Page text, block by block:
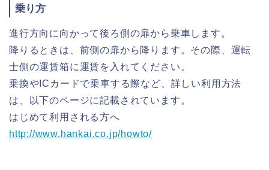
乗り方
進行方向に向かって後ろ側の扉から乗車します。
降りるときは、前側の扉から降ります。その際、運転
士側の運賃箱に運賃を入れてください。
乗換やICカードで乗車する際など、詳しい利用方法
は、以下のページに記載されています。
はじめて利用される方へ
http://www.hankai.co.jp/howto/